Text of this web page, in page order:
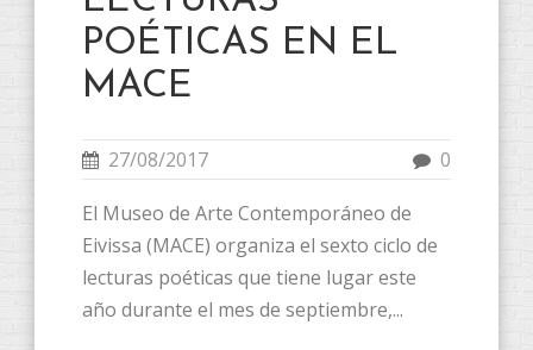
POÉTICAS EN EL
MACE
27/08/2017 0
El Museo de Arte Contemporáneo de
Eivissa (MACE) organiza el sexto ciclo de
lecturas poéticas que tiene lugar este
año durante el mes de septiembre,...